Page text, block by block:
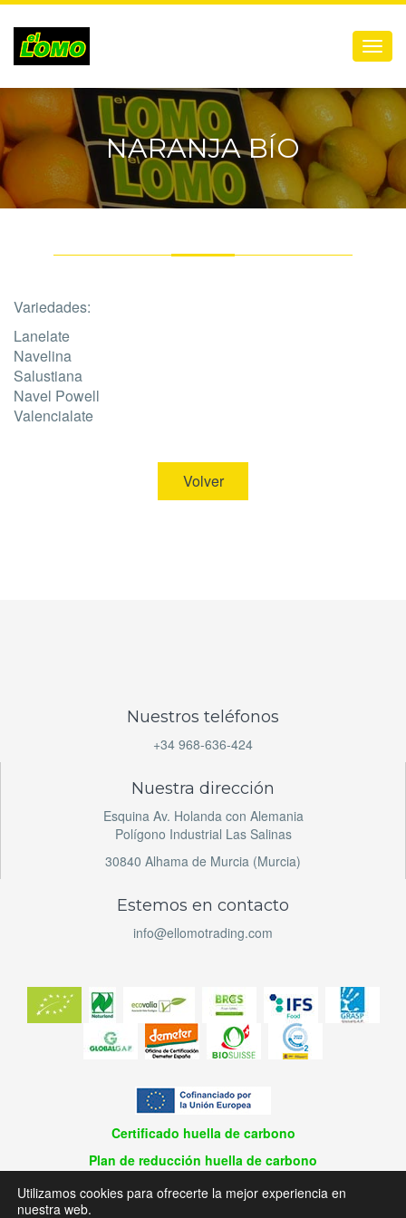
Menú
NARANJA BÍO
Variedades:
Lanelate
Navelina
Salustiana
Navel Powell
Valencialate
Volver
Nuestros teléfonos
+34 968-636-424
Nuestra dirección
Esquina Av. Holanda con Alemania
Polígono Industrial Las Salinas
30840 Alhama de Murcia (Murcia)
Estemos en contacto
info@ellomotrading.com
Certificado huella de carbono
Plan de reducción huella de carbono
© 2026 El Lomo Trading / Diseño y desarrollo | Planaweb
Utilizamos cookies para ofrecerte la mejor experiencia en
nuestra web.